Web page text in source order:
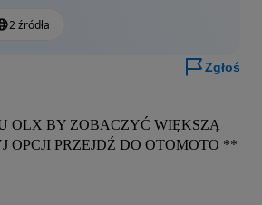
2 źródła
Zgłoś
OLX BY ZOBACZYĆ WIĘKSZĄ
OPCJI PRZEJDŹ DO OTOMOTO **